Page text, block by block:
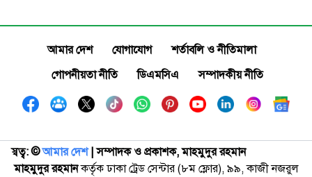
আমার দেশ যোগাযোগ
শর্তাবলি ও নীতিমালা
গোপনীয়তা নীতি
ডিএমসিএ সম্পাদকীয় নীতি
স্বত্ব: ©️আমার দেশ| সম্পাদক ও প্রকাশক, মাহমুদুর রহমান
মাহমুদুর রহমানকর্তৃক ঢাকা ট্রেড সেন্টার (৮ম ফ্লোর), ৯৯, কাজী নজরুল